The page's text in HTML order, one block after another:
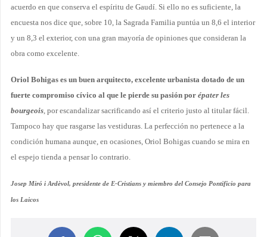
acuerdo en que conserva el espíritu de Gaudí. Si ello no es suficiente, la
encuesta nos dice que, sobre 10, la Sagrada Familia puntúa un 8,6 el interior
y un 8,3 el exterior, con una gran mayoría de opiniones que consideran la
obra como excelente.
Oriol Bohigas es un buen arquitecto, excelente urbanista dotado de un
fuerte compromiso cívico al que le pierde su pasión por épater les
bourgeois, por escandalizar sacrificando así el criterio justo al titular fácil.
Tampoco hay que rasgarse las vestiduras. La perfección no pertenece a la
condición humana aunque, en ocasiones, Oriol Bohigas cuando se mira en
el espejo tienda a pensar lo contrario.
Josep Miró i Ardèvol, presidente de E-Cristians y miembro del Consejo Pontificio para
los Laicos